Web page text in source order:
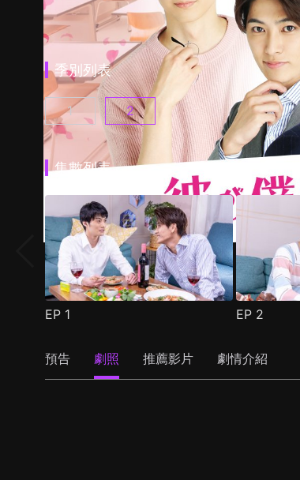
季別列表
他愛上我的理由 第1季 第1集()
1 他愛上我的理由 第2季 第1集()
2
集數列表
EP 1 EP 2
預告 劇照 推薦影片 劇情介紹